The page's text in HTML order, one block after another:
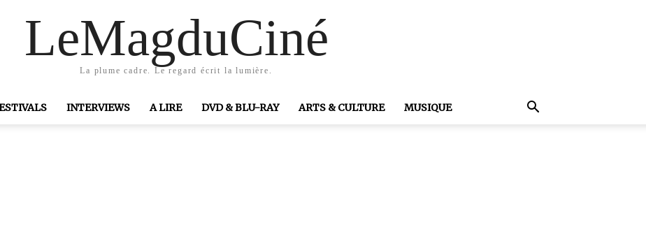
LeMagduCiné
La plume cadre. Le regard écrit la lumière.
INTERVIEWS A LIRE DVD & BLU-RAY ARTS & CULTURE MUSIQUE